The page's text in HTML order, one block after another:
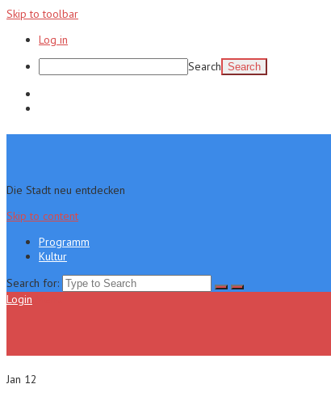
Skip to toolbar
Log in
Search
Die Stadt neu entdecken
Skip to content
Programm
Kultur
Search for:
Login
Jan 12